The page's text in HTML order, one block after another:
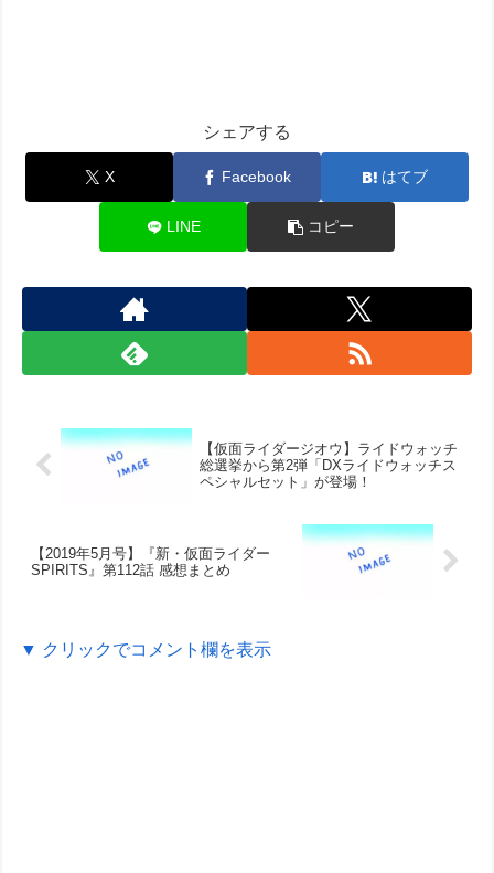
シェアする
X Facebook はてブ
LINE コピー
【仮面ライダージオウ】ライドウォッチ
総選挙から第2弾「DXライドウォッチス
ペシャルセット」が登場！
【2019年5月号】『新・仮面ライダー
SPIRITS』第112話 感想まとめ
▼ クリックでコメント欄を表示